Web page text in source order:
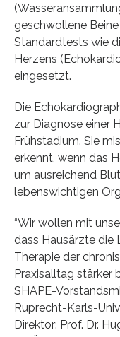
geschwollene
Standardtests wie
Herzens
eingesetzt.
Die
zur Diagnose einer
Frühstadium. Sie
erkennt, wenn das
um ausreichend
lebenswichtigen
“Wir wollen mit
dass Hausärzte die
Therapie der
Praxisalltag stärker
SHAPE-
Ruprecht-Karls-
Direktor: Prof. Dr.